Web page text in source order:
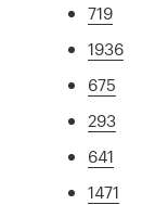
719
1936
675
293
641
1471